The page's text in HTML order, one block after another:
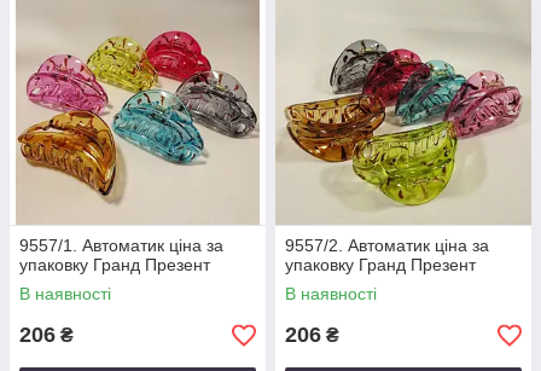
9557/1. Автоматик ціна за
упаковку Гранд Презент
В наявності
206 ₴
9557/2. Автоматик ціна за
упаковку Гранд Презент
В наявності
206 ₴